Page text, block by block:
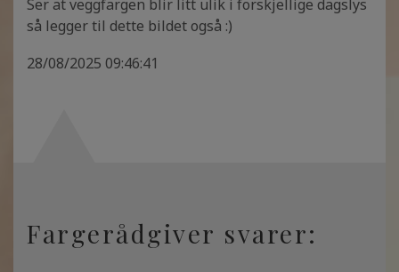
Ser at veggfargen blir litt ulik i forskjellige dagslys
så legger til dette bildet også :)
28/08/2025 09:46:41
Fargerådgiver svarer: